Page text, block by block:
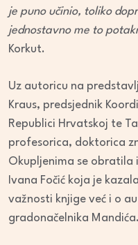
je puno učinio, toliko
jednostavno me to
Korkut.
Uz autoricu na
Kraus, predsjednik
Republici Hrvatskoj te
profesorica, doktorica
Okupljenima se obratila
Ivana Fočić koja je
važnosti knjige već i o
gradonačelnika Mandića.